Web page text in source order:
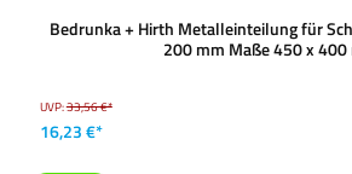
Bedrunka + Hirth Metalleinteilung für
200 mm Maße 450 x 400
UVP:33,56 €*
16,23 €*